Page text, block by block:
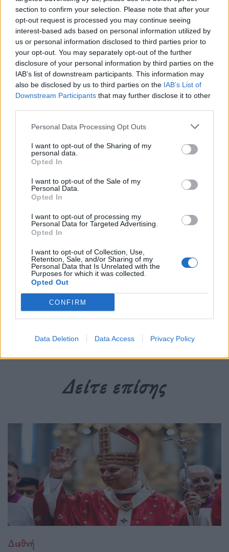
section to confirm your selection. Please note that after your
opt-out request is processed you may continue seeing
interest-based ads based on personal information utilized by
us or personal information disclosed to third parties prior to
your opt-out. You may separately opt-out of the further
disclosure of your personal information by third parties on the
IAB’s list of downstream participants. This information may
also be disclosed by us to third parties on the IAB’s List of
Downstream Participants that may further disclose it to other
Personal Data Processing Opt Outs
I want to opt-out of the Sharing of my
personal data.
Opted In
I want to opt-out of the Sale of my
Personal Data.
Opted In
I want to opt-out of processing my
Personal Data for Targeted Advertising.
Opted In
I want to opt-out of Collection, Use,
Retention, Sale, and/or Sharing of my
Personal Data that Is Unrelated with the
Purposes for which it was collected.
Opted Out
CONFIRM
Data Deletion Data Access Privacy Policy
Πρόκειται για μη αναμενόμενη κίνηση καθώς στο
παρελθόν κατηγόρησε άλλες τραγουδίστριες ότι
έκαναν καριέρα από το γεγονός ότι «είναι σέξι» και
«δεν φοράνε ρούχα».
Διαβάστε περισσότερα
Δημοσιεύθηκε σεΔιεθνή |
Minaj,άλμπουμ,εξώφυλλο,Λάνα Ντελ Ρέι,Μουσική,τόπλες
Δείτε επίσης
Διεθνή